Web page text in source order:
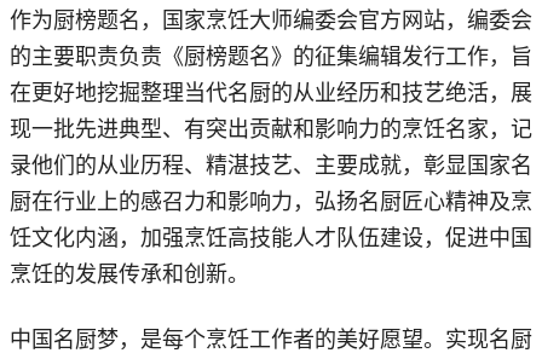
作为厨榜题名，国家烹饪大师编委会官方网站，编委会
的主要职责负责《厨榜题名》的征集编辑发行工作，旨
在更好地挖掘整理当代名厨的从业经历和技艺绝活，展
现一批先进典型、有突出贡献和影响力的烹饪名家，记
录他们的从业历程、精湛技艺、主要成就，彰显国家名
厨在行业上的感召力和影响力，弘扬名厨匠心精神及烹
饪文化内涵，加强烹饪高技能人才队伍建设，促进中国
烹饪的发展传承和创新。
中国名厨梦，是每个烹饪工作者的美好愿望。实现名厨